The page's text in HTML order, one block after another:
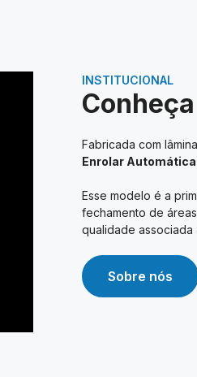
INSTITUCIONAL
Fabricada com
Enrolar
Esse modelo é a
fechamento de
qualidade associada
Sobre nós